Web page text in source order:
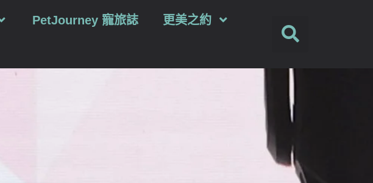
PetJourney 寵旅誌 更美之約